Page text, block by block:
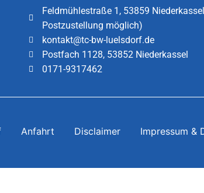
Feldmühlestraße 1, 53859
Postzustellung möglich)
kontakt@tc-bw-luelsdorf.de
Postfach 1128, 53852 Niederkassel
0171-9317462​
Anfahrt Disclaimer Impressum &